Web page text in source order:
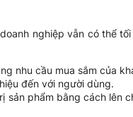
nghiệp vẫn có thể
nhu cầu mua sắm của
đến với người dùng.
sản phẩm bằng cách lên